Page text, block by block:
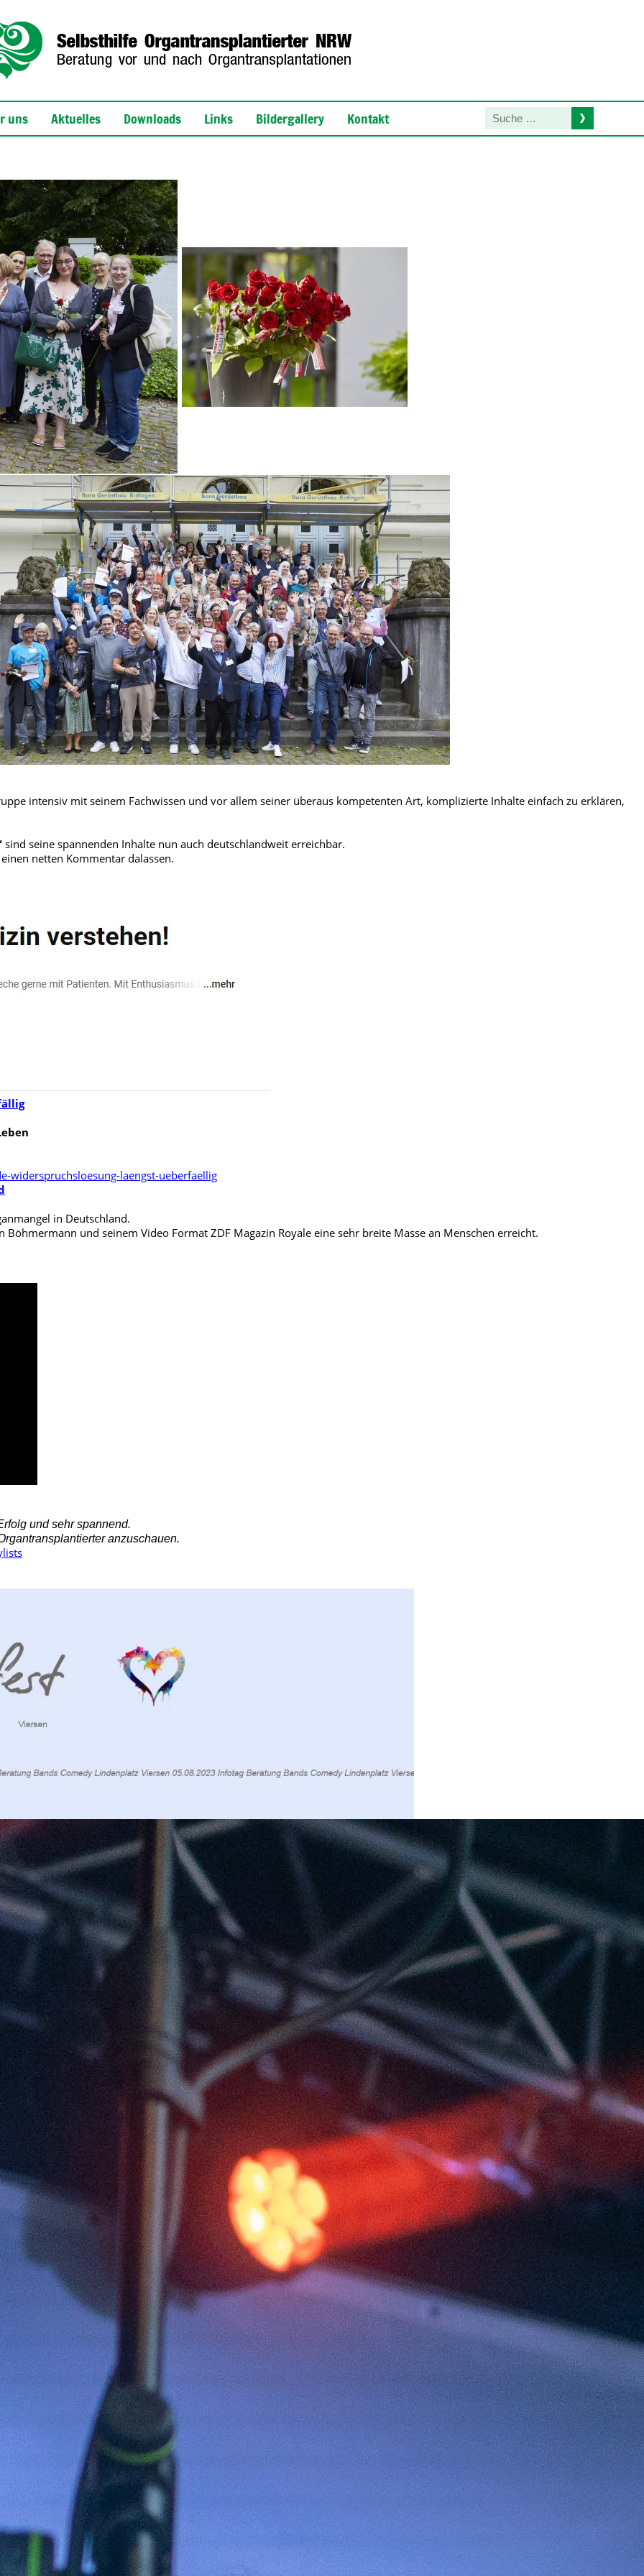
uns Aktuelles Downloads Links Bildergallery Kontakt
intensiv mit seinem Fachwissen und vor allem seiner überaus kompetenten Art, komplizierte Inhalte einfach zu erklären,
sind seine spannenden Inhalte nun auch deutschlandweit erreichbar.
netten Kommentar dalassen.
widerspruchsloesung-laengst-ueberfaellig
in Deutschland.
und seinem Video Format ZDF Magazin Royale eine sehr breite Masse an Menschen erreicht.
und sehr spannend.
anzuschauen.